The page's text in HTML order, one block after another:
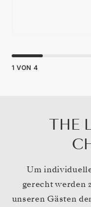
1 VON 4
THE
Um
gerecht werden
unseren Gästen